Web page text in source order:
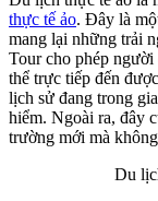
thực tế ảo. Đây là
mang lại những trải
Tour cho phép
thể trực tiếp đến
lịch sử đang trong
hiểm. Ngoài ra, đây
trường mới mà
Du